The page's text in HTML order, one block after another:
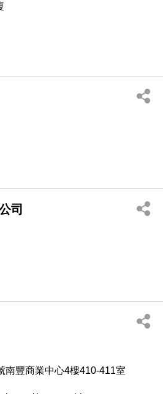
司
南豐商業中心4樓410-411室